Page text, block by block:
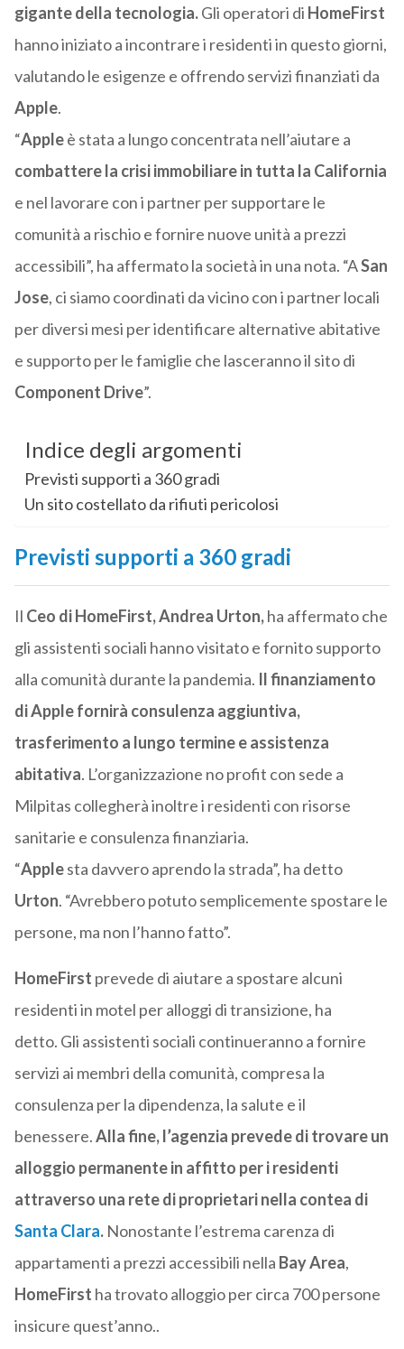
gigante della tecnologia.Gli operatori di HomeFirst
hanno iniziato a incontrare i residenti in questo giorni,
valutando le esigenze e offrendo servizi finanziati da
Apple.
“Appleè stata a lungo concentrata nell’aiutare a
combattere la crisi immobiliare in tutta la California
e nel lavorare con i partner per supportare le
comunità a rischio e fornire nuove unità a prezzi
accessibili”, ha affermato la società in una nota. “ASan
Jose, ci siamo coordinati da vicino con i partner locali
per diversi mesi per identificare alternative abitative
e supporto per le famiglie che lasceranno il sito di
Component Drive”.
Indice degli argomenti
Previsti supporti a 360 gradi
Un sito costellato da rifiuti pericolosi
Previsti supporti a 360 gradi
Il Ceo di HomeFirst, Andrea Urton,ha affermato che
gli assistenti sociali hanno visitato e fornito supporto
alla comunità durante la pandemia. Il finanziamento
di Apple fornirà consulenza aggiuntiva,
trasferimento a lungo termine e assistenza
abitativa. L’organizzazione no profit con sede a
Milpitas collegherà inoltre i residenti con risorse
sanitarie e consulenza finanziaria.
“Applesta davvero aprendo la strada”, ha detto
Urton. “Avrebbero potuto semplicemente spostare le
persone, ma non l’hanno fatto”.
HomeFirst prevede di aiutare a spostare alcuni
residenti in motel per alloggi di transizione, ha
detto. Gli assistenti sociali continueranno a fornire
servizi ai membri della comunità, compresa la
consulenza per la dipendenza, la salute e il
benessere.Alla fine, l’agenzia prevede di trovare un
alloggio permanente in affitto per i residenti
attraverso una rete di proprietari nella contea di
Santa Clara. Nonostante l’estrema carenza di
appartamenti a prezzi accessibili nella Bay Area,
HomeFirst ha trovato alloggio per circa 700 persone
insicure quest’anno..